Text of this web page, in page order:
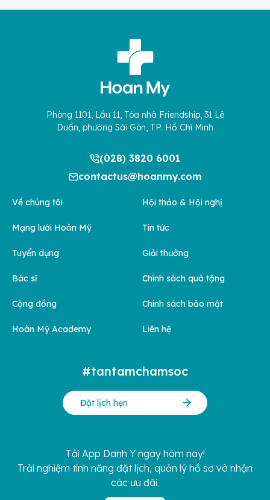
Phòng 1101, Lầu 11, Tòa nhà Friendship, 31 Lê
Duẩn, phường Sài Gòn, TP. Hồ Chí Minh
(028) 3820 6001
contactus@hoanmy.com
Về chúng tôi
Mạng lưới Hoàn Mỹ
Tuyển dụng
Bác sĩ
Cộng đồng
Hoàn Mỹ Academy
Hội thảo & Hội nghị
Tin tức
Giải thưởng
Chính sách quà tặng
Chính sách bảo mật
Liên hệ
#tantamchamsoc
Đặt lịch hẹn
Tải App Danh Y ngay hôm nay!
Trải nghiệm tính năng đặt lịch, quản lý hồ sơ và nhận
các ưu đãi.